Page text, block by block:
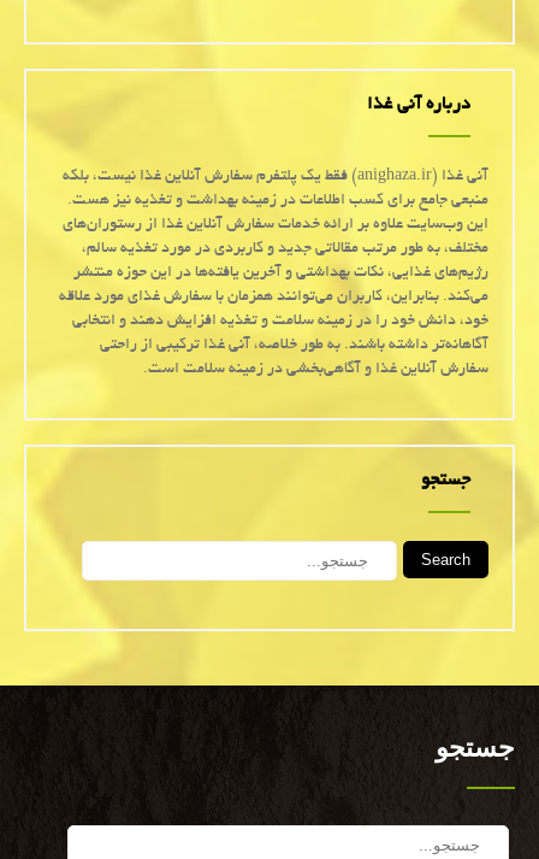
درباره آنی غذا
آنی غذا (anighaza.ir) فقط یک پلتفرم سفارش آنلاین غذا نیست، بلکه
منبعی جامع برای کسب اطلاعات در زمینه بهداشت و تغذیه نیز هست.
این وب‌سایت علاوه بر ارائه خدمات سفارش آنلاین غذا از رستوران‌های
مختلف، به طور مرتب مقالاتی جدید و کاربردی در مورد تغذیه سالم،
رژیم‌های غذایی، نکات بهداشتی و آخرین یافته‌ها در این حوزه منتشر
می‌کند. بنابراین، کاربران می‌توانند همزمان با سفارش غذای مورد علاقه
خود، دانش خود را در زمینه سلامت و تغذیه افزایش دهند و انتخابی
آگاهانه‌تر داشته باشند. به طور خلاصه، آنی غذا ترکیبی از راحتی
سفارش آنلاین غذا و آگاهی‌بخشی در زمینه سلامت است.
جستجو
Search
جستجو